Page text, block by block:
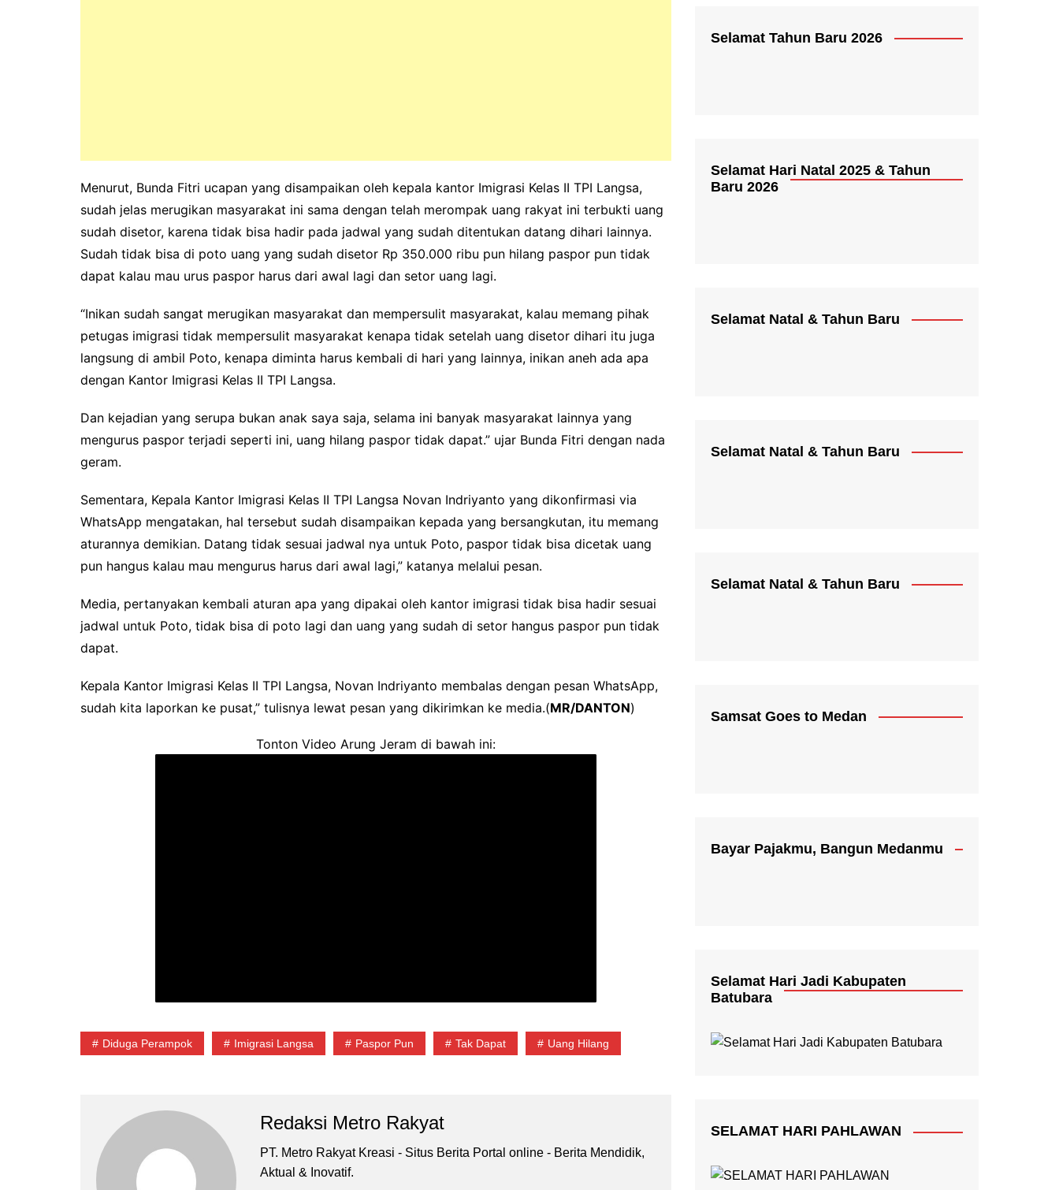
Menurut, Bunda Fitri ucapan yang disampaikan oleh kepala kantor Imigrasi Kelas II TPI Langsa,
sudah jelas merugikan masyarakat ini sama dengan telah merompak uang rakyat ini terbukti uang
sudah disetor, karena tidak bisa hadir pada jadwal yang sudah ditentukan datang dihari lainnya.
Sudah tidak bisa di poto uang yang sudah disetor Rp 350.000 ribu pun hilang paspor pun tidak
dapat kalau mau urus paspor harus dari awal lagi dan setor uang lagi.
“Inikan sudah sangat merugikan masyarakat dan mempersulit masyarakat, kalau memang pihak
petugas imigrasi tidak mempersulit masyarakat kenapa tidak setelah uang disetor dihari itu juga
langsung di ambil Poto, kenapa diminta harus kembali di hari yang lainnya, inikan aneh ada apa
dengan Kantor Imigrasi Kelas II TPI Langsa.
Dan kejadian yang serupa bukan anak saya saja, selama ini banyak masyarakat lainnya yang
mengurus paspor terjadi seperti ini, uang hilang paspor tidak dapat.” ujar Bunda Fitri dengan nada
geram.
Sementara, Kepala Kantor Imigrasi Kelas II TPI Langsa Novan Indriyanto yang dikonfirmasi via
WhatsApp mengatakan, hal tersebut sudah disampaikan kepada yang bersangkutan, itu memang
aturannya demikian. Datang tidak sesuai jadwal nya untuk Poto, paspor tidak bisa dicetak uang
pun hangus kalau mau mengurus harus dari awal lagi,” katanya melalui pesan.
Media, pertanyakan kembali aturan apa yang dipakai oleh kantor imigrasi tidak bisa hadir sesuai
jadwal untuk Poto, tidak bisa di poto lagi dan uang yang sudah di setor hangus paspor pun tidak
dapat.
Kepala Kantor Imigrasi Kelas II TPI Langsa, Novan Indriyanto membalas dengan pesan WhatsApp,
sudah kita laporkan ke pusat,” tulisnya lewat pesan yang dikirimkan ke media.(MR/DANTON)
Tonton Video Arung Jeram di bawah ini:
Diduga Perampok Imigrasi Langsa Paspor Pun Tak Dapat Uang Hilang
Redaksi Metro Rakyat
PT. Metro Rakyat Kreasi - Situs Berita Portal online - Berita Mendidik,
Aktual & Inovatif.
Selamat Tahun Baru 2026
Selamat Hari Natal 2025 & Tahun
Baru 2026
Selamat Natal & Tahun Baru
Selamat Natal & Tahun Baru
Selamat Natal & Tahun Baru
Samsat Goes to Medan
Bayar Pajakmu, Bangun Medanmu
Selamat Hari Jadi Kabupaten
Batubara
SELAMAT HARI PAHLAWAN